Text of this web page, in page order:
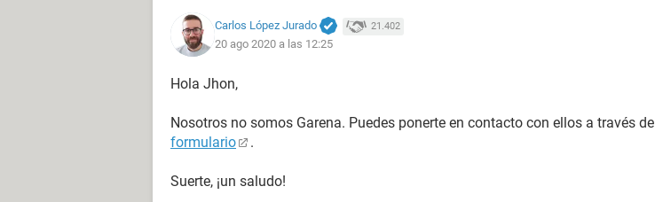
Carlos López Jurado 21.402
20 ago 2020 a las 12:25
Hola Jhon,
Nosotros no somos Garena. Puedes ponerte en contacto con ellos a través de
formulario
.
Suerte, ¡un saludo!